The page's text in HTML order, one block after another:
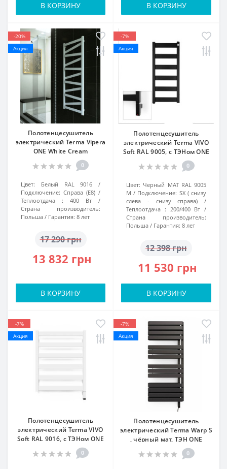
В КОРЗИНУ В КОРЗИНУ
-20%
Акция
Полотенцесушитель
электрический Terma Vipera
ONE White Cream
0
Цвет:
Белый RAL 9016
Подключение: Справа (Е8)
Теплоотдача :
400 Вт
Страна производитель:
Польша
Гарантия: 8 лет
17 290 грн
13 832 грн
В КОРЗИНУ
-7%
Акция
Полотенцесушитель
электрический Terma VIVO
Soft RAL 9005, с ТЭНом ONE
0
Цвет: Черный МАТ RAL 9005
M
Подключение: SX ( снизу
слева - снизу справа)
Теплоотдача : 200/400 Вт
Страна производитель:
Польша
Гарантия: 8 лет
12 398 грн
11 530 грн
В КОРЗИНУ
-7%
Акция
Полотенцесушитель
электрический Terma VIVO
Soft RAL 9016, с ТЭНом ONE
0
-7%
Акция
Полотенцесушитель
электрический Terma Warp S
, чёрный мат, ТЭН ONE
0